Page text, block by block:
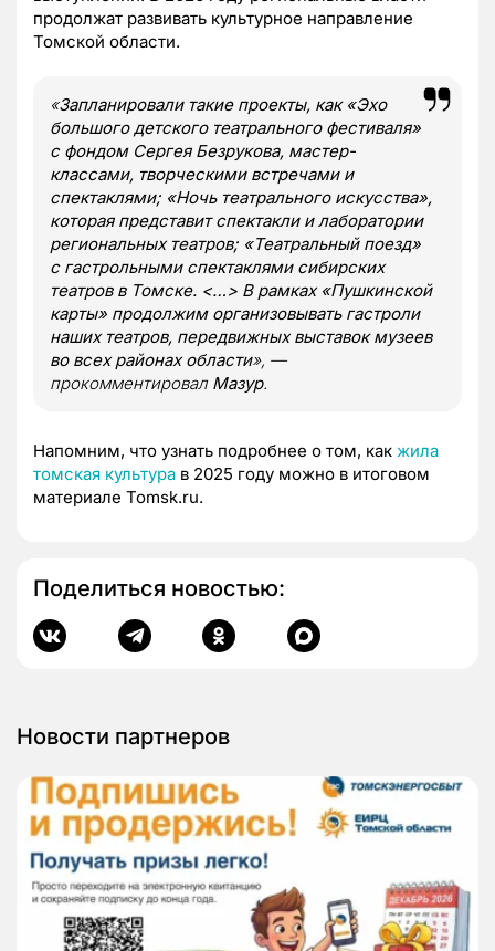
продолжат развивать культурное направление
Томской области.
«Запланировали такие проекты, как «Эхо
большого детского театрального фестиваля»
с фондом Сергея Безрукова, мастер-
классами, творческими встречами и
спектаклями; «Ночь театрального искусства»,
которая представит спектакли и лаборатории
региональных театров; «Театральный поезд»
с гастрольными спектаклями сибирских
театров в Томске. <…> В рамках «Пушкинской
карты» продолжим организовывать гастроли
наших театров, передвижных выставок музеев
во всех районах области», —
прокомментировал Мазур.
Напомним, что узнать подробнее о том, как жила
томская культура в 2025 году можно в итоговом
материале Tomsk.ru.
Поделиться новостью:
Новости партнеров